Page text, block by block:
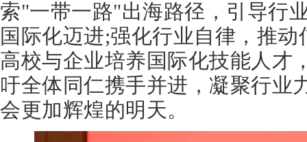
索"一带一路"出海路径，引导行
国际化迈进;强化行业自律，推
高校与企业培养国际化技能人才
吁全体同仁携手并进，凝聚行业
会更加辉煌的明天。